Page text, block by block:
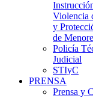
Violencia
y
de
Policía
Judicial
STIyC
PRENSA
Prensa y